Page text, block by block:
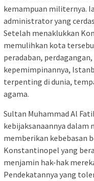
kemampuan militernya.
administrator yang
Setelah menaklukkan
memulihkan kota
peradaban,
kepemimpinannya,
terpenting di dunia,
agama.
Sultan Muhammad Al
kebijaksanaannya dalam
memberikan kebebasan
Konstantinopel yang
menjamin hak-hak
Pendekatannya yang